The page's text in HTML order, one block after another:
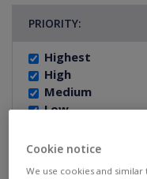
PRIORITY:
Highest
High
Medium
Low
REGION:
North America
Cookie notice
We use cookies and